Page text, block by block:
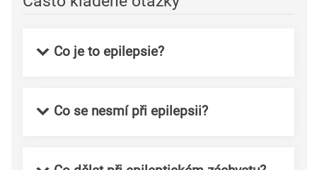
Co je to epilepsie?
Co se nesmí při epilepsii?